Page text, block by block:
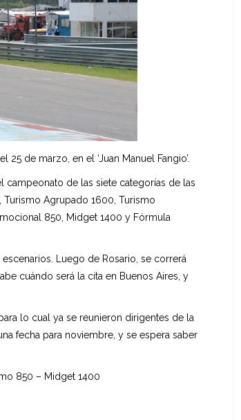
de marzo, en el ‘Juan Manuel Fangio’.
campeonato de las siete categorías de las
Turismo Agrupado 1600, Turismo
850, Midget 1400 y Fórmula
Luego de Rosario, se correrá
cuándo será la cita en Buenos Aires, y
lo cual ya se reunieron dirigentes de la
fecha para noviembre, y se espera saber
850 – Midget 1400